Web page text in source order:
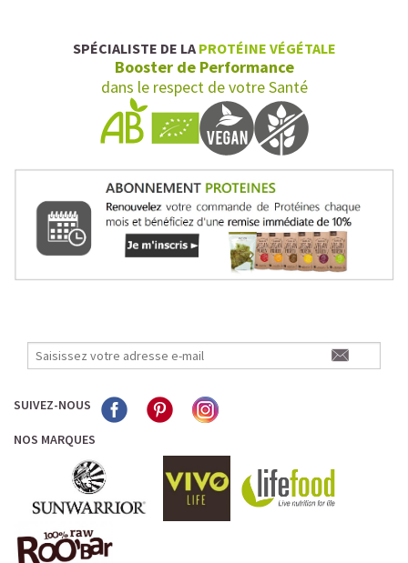
SPÉCIALISTE DE LA PROTÉINE VÉGÉTALE
Booster de Performance
dans le respect de votre Santé
SUIVEZ-NOUS
NOS MARQUES